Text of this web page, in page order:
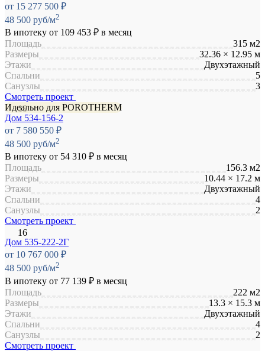
от 15 277 500 ₽
48 500 руб/м2
В ипотеку от 109 453 ₽ в месяц
Площадь
315 м2
Размеры
32.36 × 12.95 м
Этажи
Двухэтажный
Спальни
5
Санузлы
3
Смотреть проект
Идеально для POROTHERM
Дом 534-156-2
от 7 580 550 ₽
48 500 руб/м2
В ипотеку от 54 310 ₽ в месяц
Площадь
156.3 м2
Размеры
10.44 × 17.2 м
Этажи
Двухэтажный
Спальни
4
Санузлы
2
Смотреть проект
Дом 535-222-2Г
от 10 767 000 ₽
48 500 руб/м2
В ипотеку от 77 139 ₽ в месяц
Площадь
222 м2
Размеры
13.3 × 15.3 м
Этажи
Двухэтажный
Спальни
4
Санузлы
2
Смотреть проект